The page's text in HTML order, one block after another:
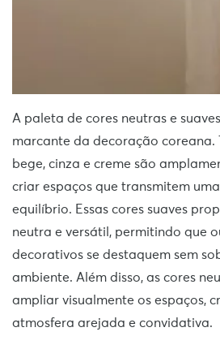
A paleta de cores neutras e
marcante da decoração coreana.
bege, cinza e creme são
criar espaços que transmitem
equilíbrio. Essas cores suaves
neutra e versátil, permitindo que
decorativos se destaquem sem
ambiente. Além disso, as cores
ampliar visualmente os espaços,
atmosfera arejada e convidativa.